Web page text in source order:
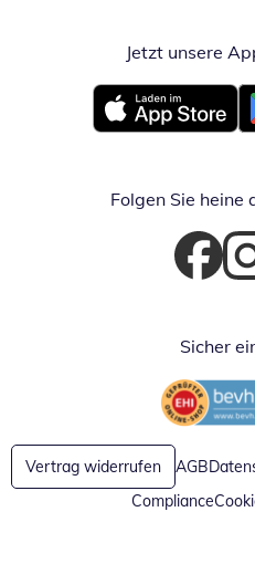
Jetzt unsere
Öffnet in neuem
Folgen Sie heine
Öffnet in
Sicher
Öffnet in
Vertrag widerrufen AGB
Compliance